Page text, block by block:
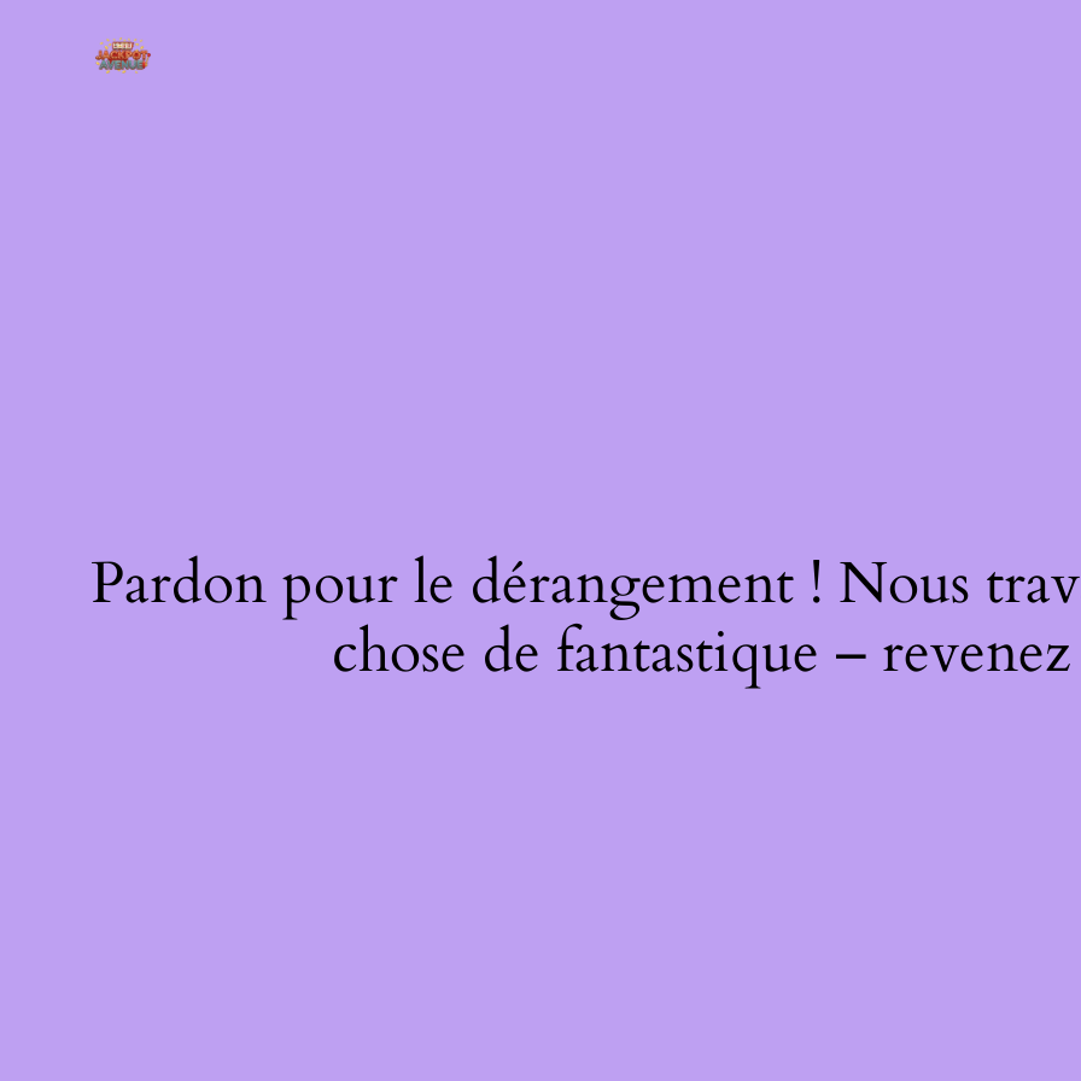
Pardon pour le dérangement ! Nous
chose de fantastique –